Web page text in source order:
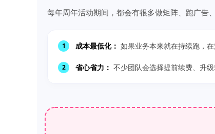
每年周年活动期间，都会有很多做矩阵、跑广告
1 成本最低化： 如果业务本来就在持续跑，
2 省心省力： 不少团队会选择提前续费、升